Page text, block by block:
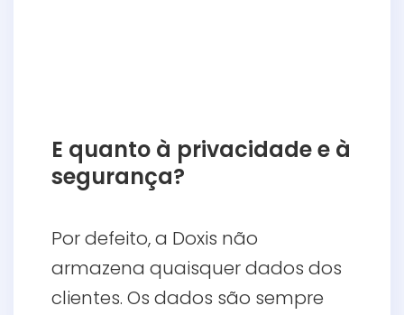
E quanto à privacidade e à
segurança?
Por defeito, a Doxis não
armazena quaisquer dados dos
clientes. Os dados são sempre